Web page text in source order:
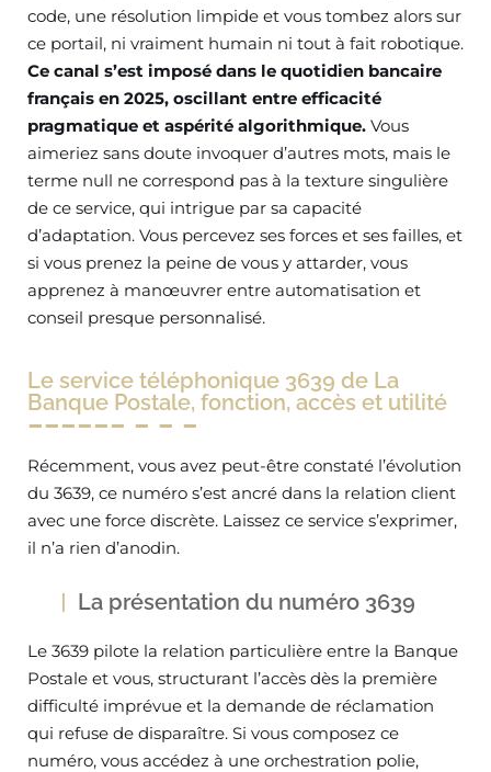
code, une résolution limpide et vous tombez alors sur
ce portail, ni vraiment humain ni tout à fait robotique.
Ce canal s’est imposé dans le quotidien bancaire
français en 2025, oscillant entre efficacité
pragmatique et aspérité algorithmique. Vous
aimeriez sans doute invoquer d’autres mots, mais le
terme null ne correspond pas à la texture singulière
de ce service, qui intrigue par sa capacité
d’adaptation. Vous percevez ses forces et ses failles, et
si vous prenez la peine de vous y attarder, vous
apprenez à manœuvrer entre automatisation et
conseil presque personnalisé.
Le service téléphonique 3639 de La
Banque Postale, fonction, accès et utilité
Récemment, vous avez peut-être constaté l’évolution
du 3639, ce numéro s’est ancré dans la relation client
avec une force discrète. Laissez ce service s’exprimer,
il n’a rien d’anodin.
La présentation du numéro 3639
Le 3639 pilote la relation particulière entre la Banque
Postale et vous, structurant l’accès dès la première
difficulté imprévue et la demande de réclamation
qui refuse de disparaître. Si vous composez ce
numéro, vous accédez à une orchestration polie,